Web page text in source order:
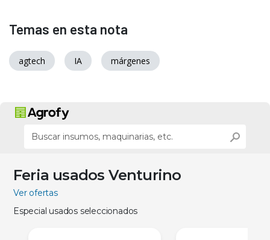
Temas en esta nota
agtech IA márgenes
Feria usados Venturino
Ver ofertas
Especial usados seleccionados